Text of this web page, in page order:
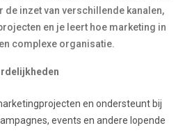
de inzet van verschillende kanalen,
en je leert hoe marketing in
complexe organisatie.
en ondersteunt bij
events en andere lopende